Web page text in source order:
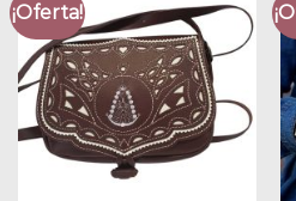
¡Oferta!